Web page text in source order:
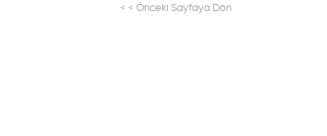
< < Önceki Sayfaya Dön